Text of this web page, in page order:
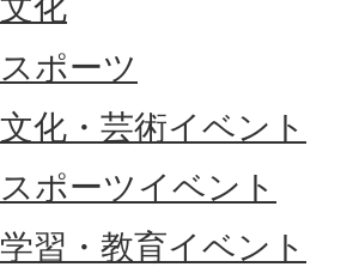
文化
スポーツ
文化・芸術イベント
スポーツイベント
学習・教育イベント